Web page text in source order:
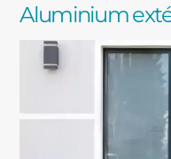
Aluminium